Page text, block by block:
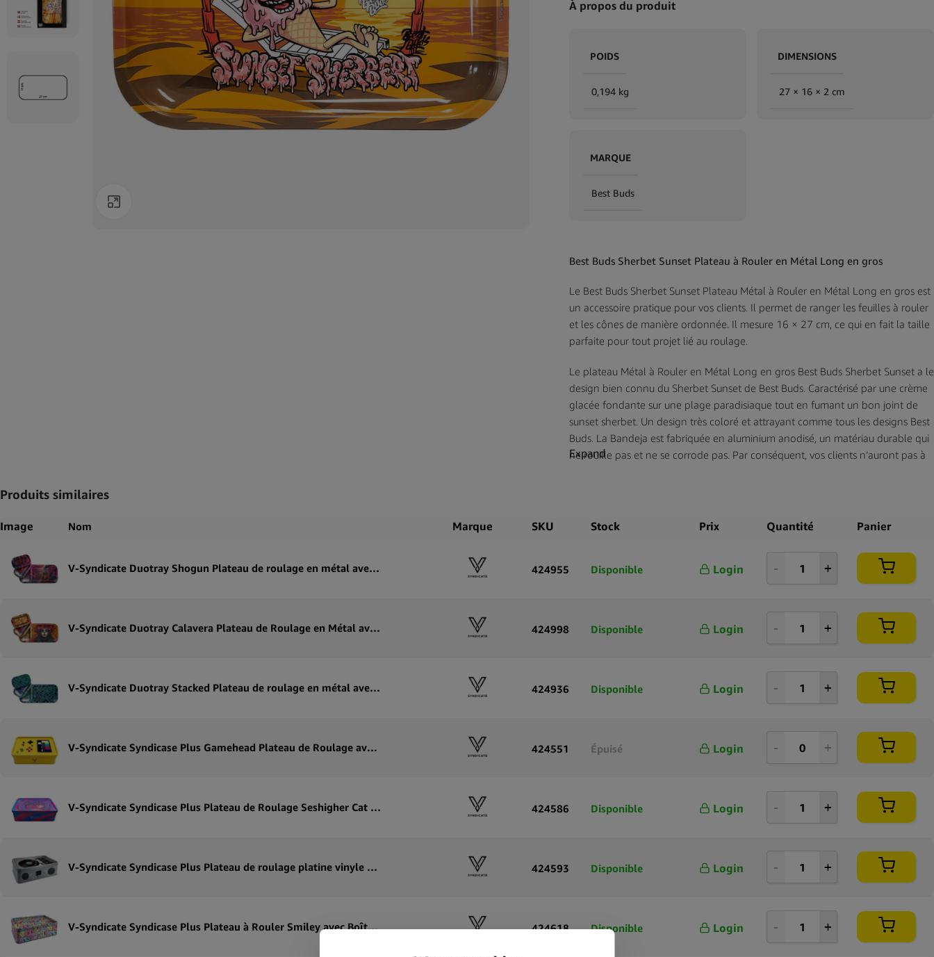
À propos du produit
POIDS
0,194 kg
DIMENSIONS
27 × 16 × 2 cm
MARQUE
Best Buds
Best Buds Sherbet Sunset Plateau à Rouler en Métal Long en gros
Le Best Buds Sherbet Sunset Plateau Métal à Rouler en Métal Long en gros est
un accessoire pratique pour vos clients. Il permet de ranger les feuilles à rouler
et les cônes de manière ordonnée. Il mesure 16 × 27 cm, ce qui en fait la taille
parfaite pour tout projet lié au roulage.
Le plateau Métal à Rouler en Métal Long en gros Best Buds Sherbet Sunset a le
design bien connu du Sherbet Sunset de Best Buds. Caractérisé par une crème
glacée fondante sur une plage paradisiaque tout en fumant un bon joint de
sunset sherbet. Un design très coloré et attrayant comme tous les designs Best
Buds. La Bandeja est fabriquée en aluminium anodisé, un matériau durable qui
ne rouille pas et ne se corrode pas. Par conséquent, vos clients n’auront pas à
Expand
Produits similaires
Image Nom Marque SKU Stock Prix Quantité Panier
V-Syndicate Duotray Shogun Plateau de roulage en métal avec plateau de rangement amovible 32 × 16 cm 424955 Disponible Login
V-Syndicate Duotray Calavera Plateau de Roulage en Métal avec Petit Plateau Amovible 32x16cm 424998 Disponible Login
V-Syndicate Duotray Stacked Plateau de roulage en métal avec plateau de rangement amovible 32 x 16 cm 424936 Disponible Login
V-Syndicate Syndicase Plus Gamehead Plateau de Roulage avec Boîte de Rangement en Métal 424551 Épuisé Login
V-Syndicate Syndicase Plus Plateau de Roulage Seshigher Cat avec Boîte de Rangement en Métal 424586 Disponible Login
V-Syndicate Syndicase Plus Plateau de roulage platine vinyle avec boîte de rangement en métal 424593 Disponible Login
V-Syndicate Syndicase Plus Plateau à Rouler Smiley avec Boîte de Rangement en Métal 424618 Disponible Login